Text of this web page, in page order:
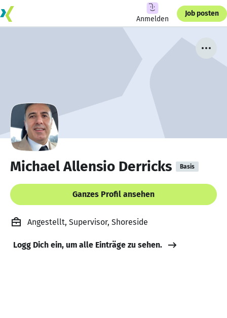
Anmelden
Job posten
Michael Allensio Derricks Basis
Ganzes Profil ansehen
Angestellt, Supervisor, Shoreside
Logg Dich ein, um alle Einträge zu sehen.